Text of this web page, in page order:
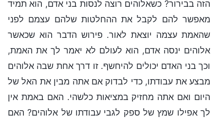
הזה בבירור? כשאלוהים רוצה לנסות בני אדם, הוא תמיד
מאפשר להם לקבל את ההחלטות שלהם עצמם לפני
שהאמת עצמה יוצאת לאור. פירוש הדבר הוא שכאשר
אלוהים ינסה אדם, הוא לעולם לא יאמר לך את האמת,
וכך בני האדם יכולים להיחשף. זו דרך אחת שבה אלוהים
מבצע את עבודתו, כדי לבדוק אם אתה מבין את האל של
היום ואם אתה מחזיק במציאות כלשהי. האם באמת אין
לך אפילו שמץ של ספק לגבי עבודתו של אלוהים? האם